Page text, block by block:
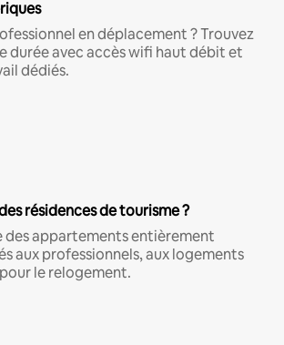
en déplacement ? Trouvez
durée avec accès wifi haut débit et
dédiés.
résidences de tourisme ?
des appartements entièrement
aux professionnels, aux logements
le relogement.